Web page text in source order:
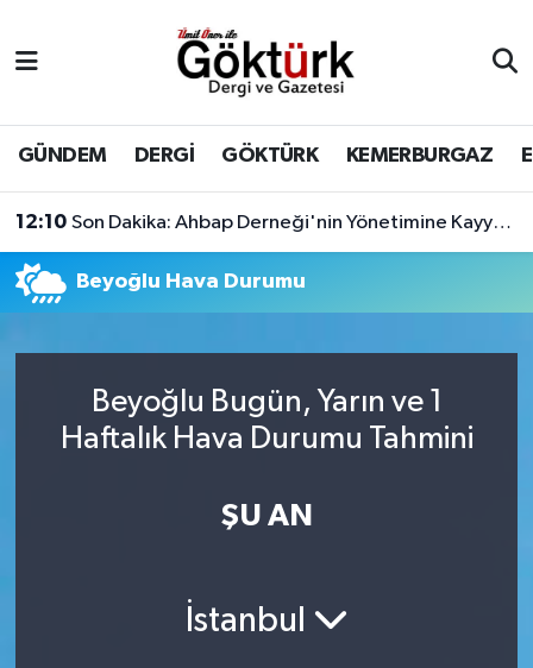
GÜNDEM DERGİ GÖKTÜRK KEMERBURGAZ
12:10 Son Dakika: Ahbap Derneği'nin Yönetimine Kayyum Atandı
Beyoğlu Hava Durumu
Beyoğlu Bugün, Yarın ve 1
Haftalık Hava Durumu Tahmini
ŞU AN
İstanbul
BİLİM
DERGİ
DÜNYA
EKONOMİ
GÖKTÜRK
KÜLTÜR - SANAT
Eyüpsultan Hava Durumu
Eyüpsultan Trafik Yoğunluk Haritası
Süper Lig Puan Durumu ve Fikstür
Tüm Manşetler
Haber Arşivi